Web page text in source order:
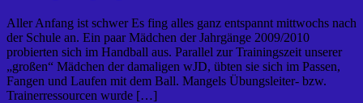
Aller Anfang ist schwer Es fing alles ganz entspannt mittwochs nach
der Schule an. Ein paar Mädchen der Jahrgänge 2009/2010
probierten sich im Handball aus. Parallel zur Trainingszeit unserer
„großen“ Mädchen der damaligen wJD, übten sie sich im Passen,
Fangen und Laufen mit dem Ball. Mangels Übungsleiter- bzw.
Trainerressourcen wurde […]